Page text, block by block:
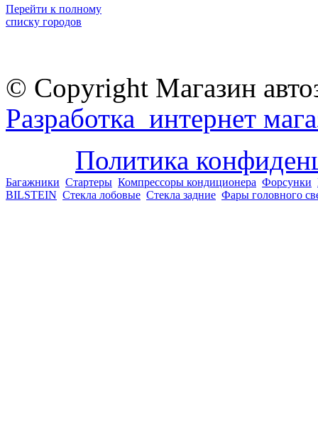
Перейти к полному
списку городов
© Copyright Магазин
Разработка интернет
Политика
Багажники Стартеры Компрессоры кондиционера Форсунки
BILSTEIN Стекла лобовые Стекла задние Фары головного